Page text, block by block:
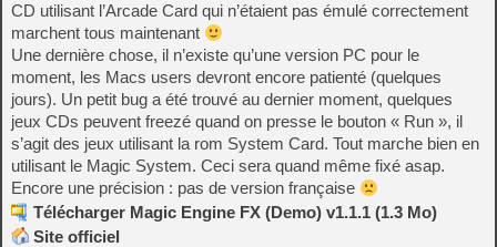
CD utilisant l’Arcade Card qui n’étaient pas émulé correctement
marchent tous maintenant
Une dernière chose, il n’existe qu’une version PC pour le
moment, les Macs users devront encore patienté (quelques
jours). Un petit bug a été trouvé au dernier moment, quelques
jeux CDs peuvent freezé quand on presse le bouton « Run », il
s’agit des jeux utilisant la rom System Card. Tout marche bien en
utilisant le Magic System. Ceci sera quand même fixé asap.
Encore une précision : pas de version française
Télécharger Magic Engine FX (Demo) v1.1.1 (1.3 Mo)
Site officiel